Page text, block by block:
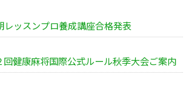
レッスンプロ養成講座合格発表
回健康麻将国際公式ルール秋季大会ご案内